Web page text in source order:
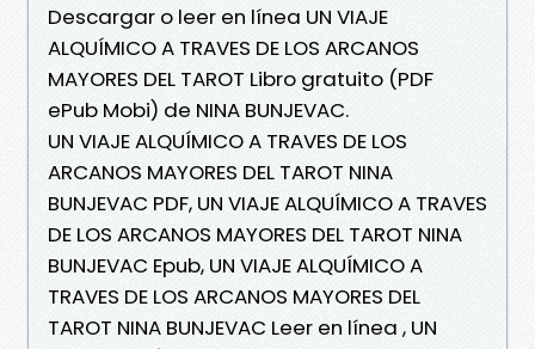
Descargar o leer en línea UN VIAJE
ALQUÍMICO A TRAVES DE LOS ARCANOS
MAYORES DEL TAROT Libro gratuito (PDF
ePub Mobi) de NINA BUNJEVAC.
UN VIAJE ALQUÍMICO A TRAVES DE LOS
ARCANOS MAYORES DEL TAROT NINA
BUNJEVAC PDF, UN VIAJE ALQUÍMICO A TRAVES
DE LOS ARCANOS MAYORES DEL TAROT NINA
BUNJEVAC Epub, UN VIAJE ALQUÍMICO A
TRAVES DE LOS ARCANOS MAYORES DEL
TAROT NINA BUNJEVAC Leer en línea , UN